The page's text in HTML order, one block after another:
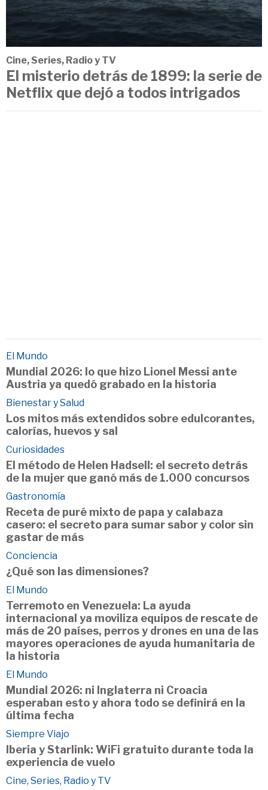
Cine, Series, Radio y TV
El misterio detrás de 1899: la serie de
Netflix que dejó a todos intrigados
El Mundo
Mundial 2026: lo que hizo Lionel Messi ante
Austria ya quedó grabado en la historia
Bienestar y Salud
Los mitos más extendidos sobre edulcorantes,
calorías, huevos y sal
Curiosidades
El método de Helen Hadsell: el secreto detrás
de la mujer que ganó más de 1.000 concursos
Gastronomía
Receta de puré mixto de papa y calabaza
casero: el secreto para sumar sabor y color sin
gastar de más
Conciencia
¿Qué son las dimensiones?
El Mundo
Terremoto en Venezuela: La ayuda
internacional ya moviliza equipos de rescate de
más de 20 países, perros y drones en una de las
mayores operaciones de ayuda humanitaria de
la historia
El Mundo
Mundial 2026: ni Inglaterra ni Croacia
esperaban esto y ahora todo se definirá en la
última fecha
Siempre Viajo
Iberia y Starlink: WiFi gratuito durante toda la
experiencia de vuelo
Cine, Series, Radio y TV